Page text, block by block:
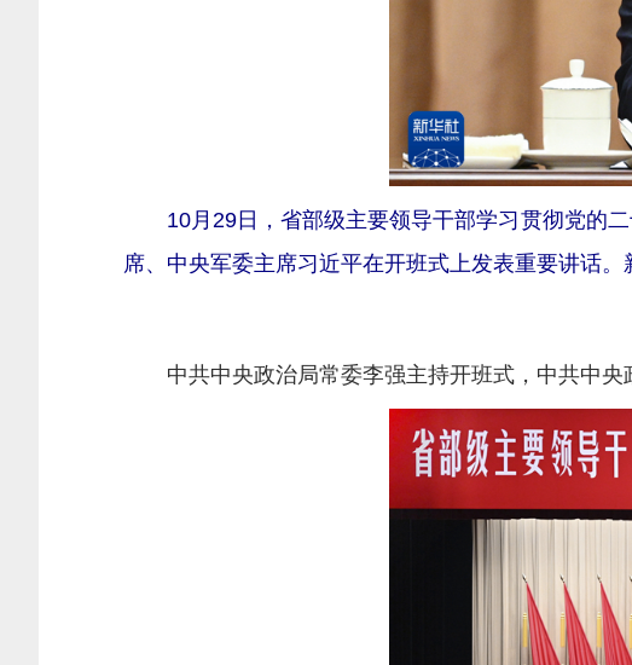
10月29日，省部级主要领导干部学习贯彻党的
席、中央军委主席习近平在开班式上发表重要讲话
中共中央政治局常委李强主持开班式，中共中央